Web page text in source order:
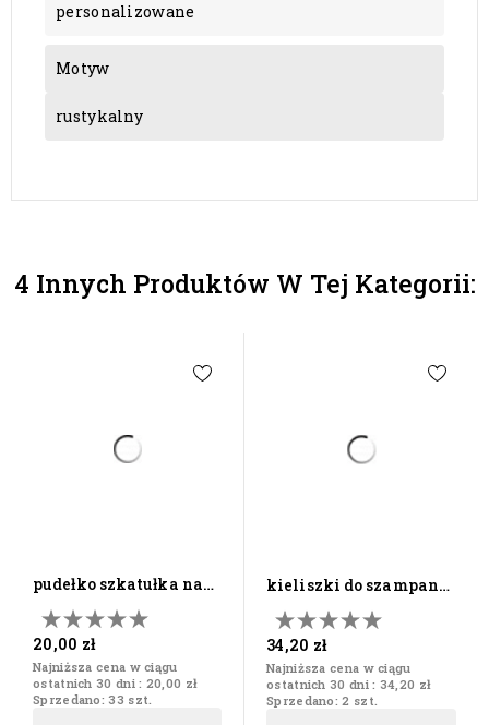
personalizowane
Motyw
rustykalny
4 Innych Produktów W Tej Kategorii:
pudełko szkatułka na
zęby mleczne
mleczaki...
20,00 zł
Najniższa cena w ciągu
ostatnich 30 dni : 20,00 zł
Sprzedano: 33 szt.
kieliszki do szampana
180 z grawerem ślub...
34,20 zł
Najniższa cena w ciągu
ostatnich 30 dni : 34,20 zł
Sprzedano: 2 szt.